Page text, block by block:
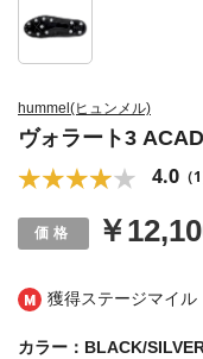
獲得ステージマイル
hummel(ヒュンメル)
ヴォラート3
4.0 （1
￥
カラー：BLACK/